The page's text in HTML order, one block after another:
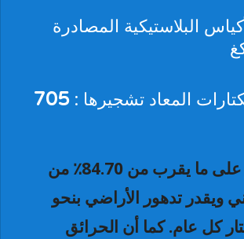
البلاستيكية المصادرة
المعاد تشجيرها :705
يؤثر التصحر على ما يقرب من 84.70٪ من
ويقدر تدهور الأراضي بنحو
هكتار كل عام. كما أن الحرائق